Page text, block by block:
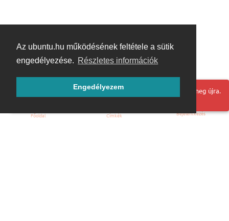
Az ubuntu.hu működésének feltétele a sütik
engedélyezése. Részletes információk
Engedélyezem
Hoppá! Valami hiba történt. Frissítse az oldalt és próbálja meg újra.
Főoldal Címkék Bejelentkezés